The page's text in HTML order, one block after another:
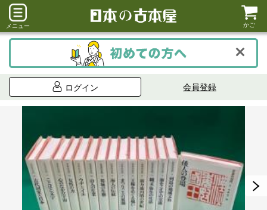
メニュー かご
ログイン 会員登録